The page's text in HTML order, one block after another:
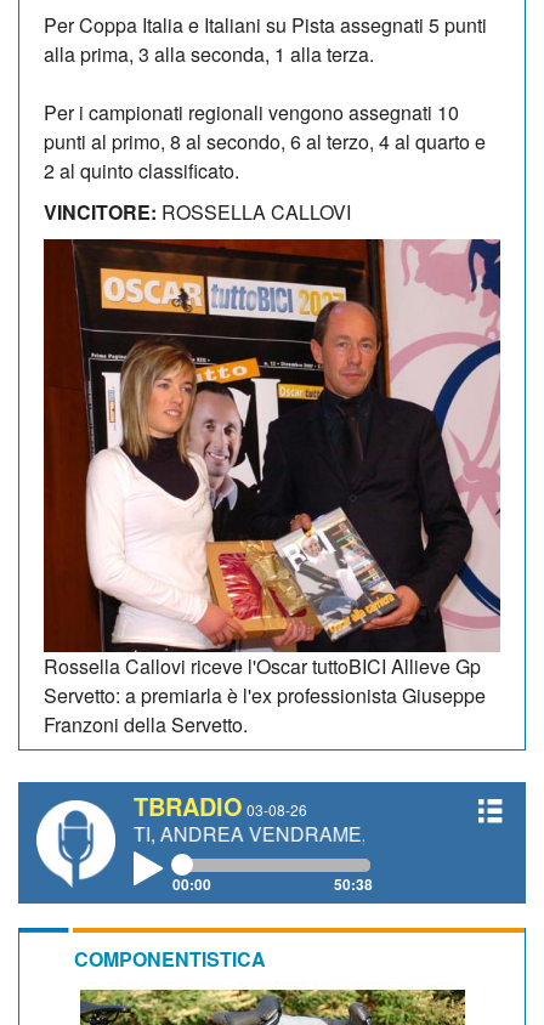
Per Coppa Italia e Italiani su Pista assegnati 5 punti
alla prima, 3 alla seconda, 1 alla terza.
Per i campionati regionali vengono assegnati 10
punti al primo, 8 al secondo, 6 al terzo, 4 al quarto e
2 al quinto classificato.
VINCITORE: ROSSELLA CALLOVI
Rossella Callovi riceve l'Oscar tuttoBICI Allieve Gp
Servetto: a premiarla è l'ex professionista Giuseppe
Franzoni della Servetto.
TBRADIO 03-08-26
ANDREA VENDRAME, FILIPPO FIORELLI
00:00 50:38
COMPONENTISTICA